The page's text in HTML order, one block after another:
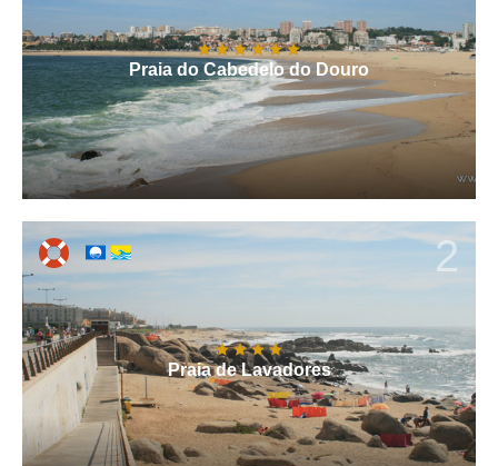
Praia do Cabedelo do Douro
2
Praia de Lavadores